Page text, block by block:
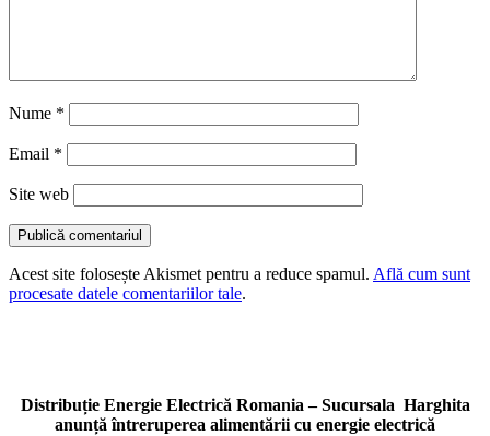
Nume *
Email *
Site web
Acest site folosește Akismet pentru a reduce spamul. Află cum sunt
procesate datele comentariilor tale.
Distribuție Energie Electrică Romania – Sucursala Harghita
anunță întreruperea alimentării cu energie electrică